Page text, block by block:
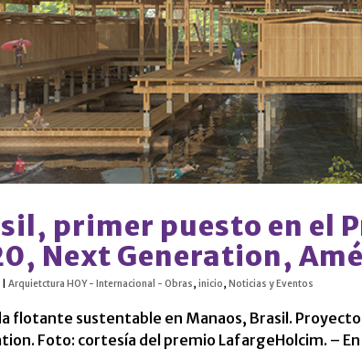
primer puesto en el
Next Generation,
Arquietctura HOY - Internacional - Obras, inicio, Noticias y Eventos
flotante sustentable en Manaos, Brasil.
Foto: cortesía del premio LafargeHolcim. –